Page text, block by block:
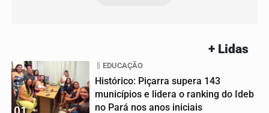
+ Lidas
EDUCAÇÃO
Histórico: Piçarra supera 143
municípios e lidera o ranking do Ideb
no Pará nos anos iniciais